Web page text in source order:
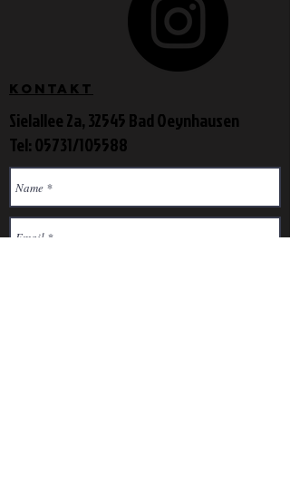
Kontakt
Sielallee 2a, 32545 Bad Oeynhausen
Tel: 05731/105588